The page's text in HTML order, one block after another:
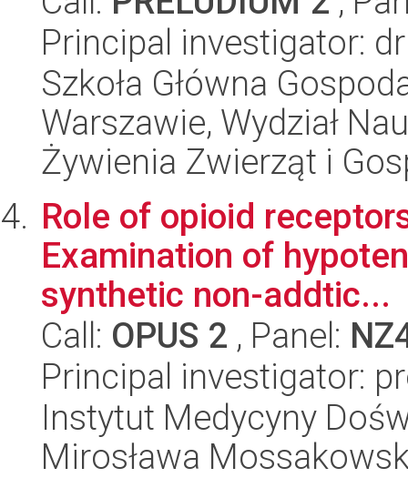
Principal investigator:
Szkoła Główna
Warszawie, Wydział
Żywienia Zwierząt i
Role of opioid
Examination of
synthetic non-addtic...
Call: OPUS 2 , Panel:
Principal investigator:
Instytut Medycyny
Mirosława